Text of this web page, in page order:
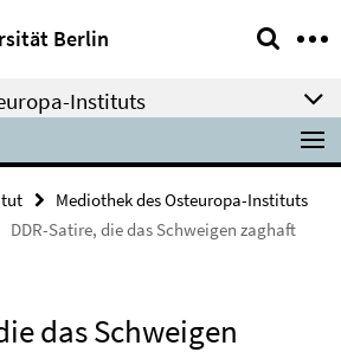
Berlin
Instituts
Mediothek des Osteuropa-Instituts
DDR-Satire, die das Schweigen zaghaft
das Schweigen